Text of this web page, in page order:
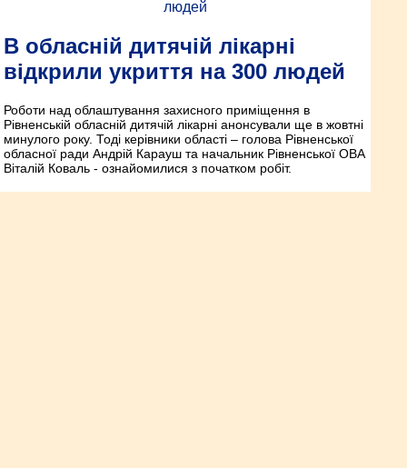
В обласній дитячій лікарні
відкрили укриття на 300 людей
Роботи над облаштування захисного приміщення в
Рівненській обласній дитячій лікарні анонсували ще в жовтні
минулого року. Тоді керівники області – голова Рівненської
обласної ради Андрій Карауш та начальник Рівненської ОВА
Віталій Коваль - ознайомилися з початком робіт.